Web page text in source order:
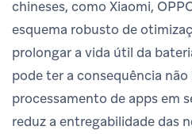
chineses, como Xiaomi,
esquema robusto de
prolongar a vida útil da
pode ter a consequência
processamento de apps em
reduz a entregabilidade das